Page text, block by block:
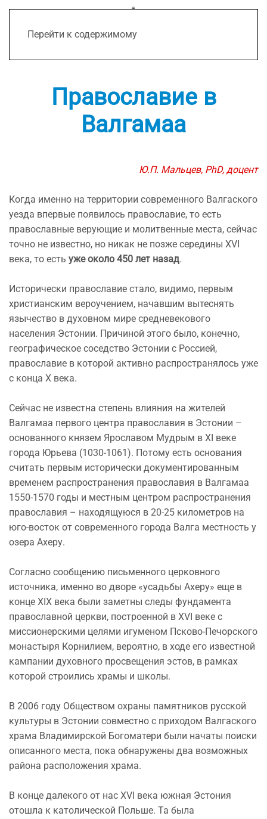
Перейти к содержимому
Православие в
Валгамаа
Ю.П. Мальцев, PhD, доцент
Когда именно на территории современного Валгаского
уезда впервые появилось православие, то есть
православные верующие и молитвенные места, сейчас
точно не известно, но никак не позже середины XVI
века, то есть уже около 450 лет назад.
Исторически православие стало, видимо, первым
христианским вероучением, начавшим вытеснять
язычество в духовном мире средневекового
населения Эстонии. Причиной этого было, конечно,
географическое соседство Эстонии с Россией,
православие в которой активно распространялось уже
с конца Х века.
Сейчас не известна степень влияния на жителей
Валгамаа первого центра православия в Эстонии –
основанного князем Ярославом Мудрым в XI веке
города Юрьева (1030-1061). Потому есть основания
считать первым исторически документированным
временем распространения православия в Валгамаа
1550-1570 годы и местным центром распространения
православия – находящуюся в 20-25 километров на
юго-восток от современного города Валга местность у
озера Ахеру.
Согласно сообщению письменного церковного
источника, именно во дворе «усадьбы Ахеру» еще в
конце XIX века были заметны следы фундамента
православной церкви, построенной в XVI веке с
миссионерскими целями игуменом Псково-Печорского
монастыря Корнилием, вероятно, в ходе его известной
кампании духовного просвещения эстов, в рамках
которой строились храмы и школы.
В 2006 году Обществом охраны памятников русской
культуры в Эстонии совместно с приходом Валгаского
храма Владимирской Богоматери были начаты поиски
описанного места, пока обнаружены два возможных
района расположения храма.
В конце далекого от нас XVI века южная Эстония
отошла к католической Польше. Та была